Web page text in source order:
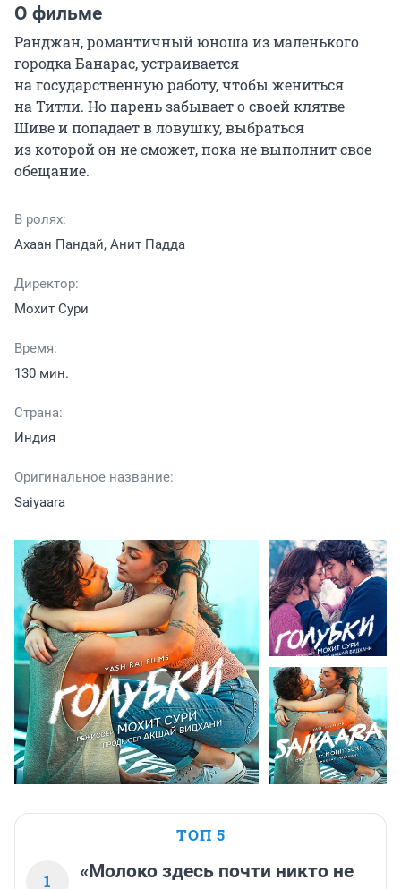
О фильме
Ранджан, романтичный юноша из маленького
городка Банарас, устраивается
на государственную работу, чтобы жениться
на Титли. Но парень забывает о своей клятве
Шиве и попадает в ловушку, выбраться
из которой он не сможет, пока не выполнит свое
обещание.
В ролях:
Ахаан Пандай, Анит Падда
Директор:
Мохит Сури
Время:
130 мин.
Страна:
Индия
Оригинальное название:
Saiyaara
ТОП 5
1
«Молоко здесь почти никто не